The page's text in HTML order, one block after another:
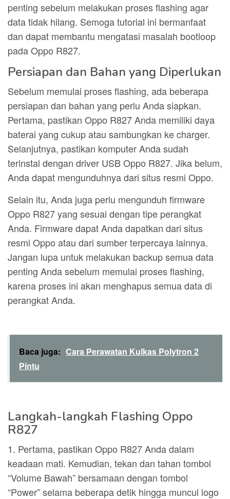
penting sebelum melakukan proses flashing agar
data tidak hilang. Semoga tutorial ini bermanfaat
dan dapat membantu mengatasi masalah bootloop
pada Oppo R827.
Persiapan dan Bahan yang Diperlukan
Sebelum memulai proses flashing, ada beberapa
persiapan dan bahan yang perlu Anda siapkan.
Pertama, pastikan Oppo R827 Anda memiliki daya
baterai yang cukup atau sambungkan ke charger.
Selanjutnya, pastikan komputer Anda sudah
terinstal dengan driver USB Oppo R827. Jika belum,
Anda dapat mengunduhnya dari situs resmi Oppo.
Selain itu, Anda juga perlu mengunduh firmware
Oppo R827 yang sesuai dengan tipe perangkat
Anda. Firmware dapat Anda dapatkan dari situs
resmi Oppo atau dari sumber terpercaya lainnya.
Jangan lupa untuk melakukan backup semua data
penting Anda sebelum memulai proses flashing,
karena proses ini akan menghapus semua data di
perangkat Anda.
Baca juga: Cara Perawatan Kulkas Polytron 2
Pintu
Langkah-langkah Flashing Oppo
R827
1. Pertama, pastikan Oppo R827 Anda dalam
keadaan mati. Kemudian, tekan dan tahan tombol
“Volume Bawah” bersamaan dengan tombol
“Power” selama beberapa detik hingga muncul logo